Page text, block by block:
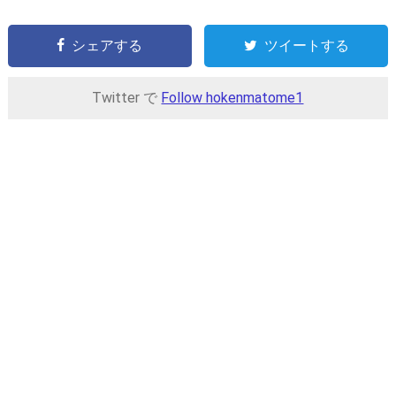
シェアする ツイートする
Twitter で Follow hokenmatome1